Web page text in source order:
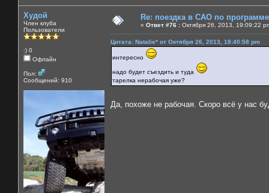
Худой
Член клуба
Пользователи
:) 0
Офлайн
Пол:
Сообщений: 910
Re: поездка в САО по
« Ответ #76 : Октября 26, 2013, 19:09:22
Цитата: Natalie* от Октября 26, 2013, 18:40:58 pm
интересно
надо будет съездить и туда
тарелка нерабочая уже?
Да, похоже не рабочая. Скоро всё у нас